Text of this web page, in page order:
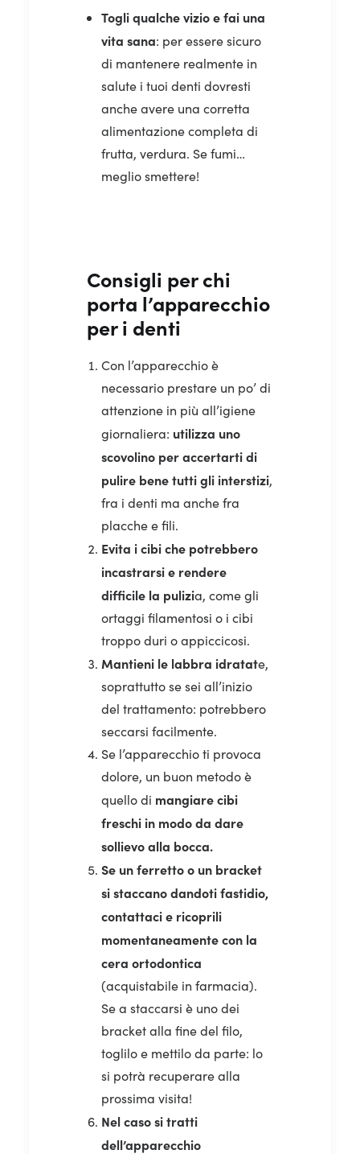
Togli qualche vizio e fai una
vita sana: per essere sicuro
di mantenere realmente in
salute i tuoi denti dovresti
anche avere una corretta
alimentazione completa di
frutta, verdura. Se fumi…
meglio smettere!
Consigli per chi
porta l’apparecchio
per i denti
Con l’apparecchio è
necessario prestare un po’ di
attenzione in più all’igiene
giornaliera: utilizza uno
scovolino per accertarti di
pulire bene tutti gli interstizi,
fra i denti ma anche fra
placche e fili.
Evita i cibi che potrebbero
incastrarsi e rendere
difficile la pulizia, come gli
ortaggi filamentosi o i cibi
troppo duri o appiccicosi.
Mantieni le labbra idratate,
soprattutto se sei all’inizio
del trattamento: potrebbero
seccarsi facilmente.
Se l’apparecchio ti provoca
dolore, un buon metodo è
quello di mangiare cibi
freschi in modo da dare
sollievo alla bocca.
Se un ferretto o un bracket
si staccano dandoti fastidio,
contattaci e ricoprili
momentaneamente con la
cera ortodontica
(acquistabile in farmacia).
Se a staccarsi è uno dei
bracket alla fine del filo,
toglilo e mettilo da parte: lo
si potrà recuperare alla
prossima visita!
Nel caso si tratti
dell’apparecchio